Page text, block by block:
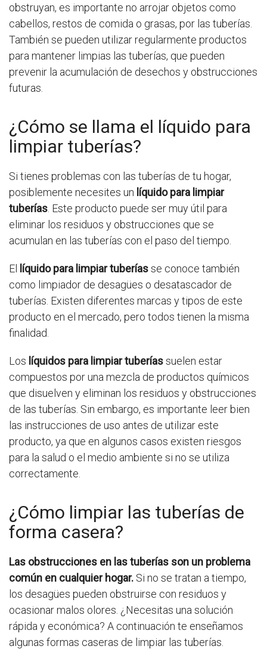
obstruyan, es importante no arrojar objetos como
cabellos, restos de comida o grasas, por las tuberías.
También se pueden utilizar regularmente productos
para mantener limpias las tuberías, que pueden
prevenir la acumulación de desechos y obstrucciones
futuras.
¿Cómo se llama el líquido para
limpiar tuberías?
Si tienes problemas con las tuberías de tu hogar,
posiblemente necesites un líquido para limpiar
tuberías . Este producto puede ser muy útil para
eliminar los residuos y obstrucciones que se
acumulan en las tuberías con el paso del tiempo.
El líquido para limpiar tuberíasse conoce también
como limpiador de desagües o desatascador de
tuberías. Existen diferentes marcas y tipos de este
producto en el mercado, pero todos tienen la misma
finalidad.
Los líquidos para limpiar tuberíassuelen estar
compuestos por una mezcla de productos químicos
que disuelven y eliminan los residuos y obstrucciones
de las tuberías. Sin embargo, es importante leer bien
las instrucciones de uso antes de utilizar este
producto, ya que en algunos casos existen riesgos
para la salud o el medio ambiente si no se utiliza
correctamente.
¿Cómo limpiar las tuberías de
forma casera?
Las obstrucciones en las tuberías son un problema
común en cualquier hogar. Si no se tratan a tiempo,
los desagües pueden obstruirse con residuos y
ocasionar malos olores. ¿Necesitas una solución
rápida y económica? A continuación te enseñamos
algunas formas caseras de limpiar las tuberías.